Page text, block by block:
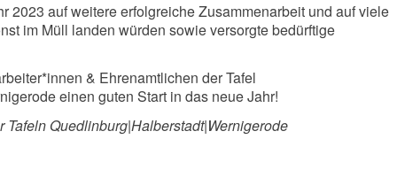
2023 auf weitere erfolgreiche Zusammenarbeit und auf viele
im Müll landen würden sowie versorgte bedürftige
& Ehrenamtlichen der Tafel
einen guten Start in das neue Jahr!
Tafeln Quedlinburg|Halberstadt|Wernigerode